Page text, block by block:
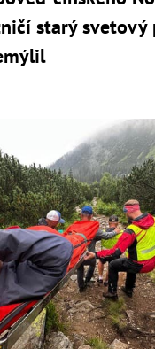
starý svetový